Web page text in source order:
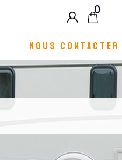
0
NOUS CONTACTER